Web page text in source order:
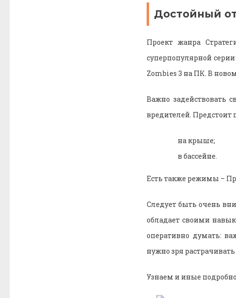
Достойный
Проект жанра
суперпопулярной
Zombies 3 на ПК. В
Важно задействовать
вредителей. Предстоит
на крыше;
в бассейне.
Есть также режимы –
Следует быть очень
обладает своими
оперативно думать:
нужно зря
Узнаем и иные